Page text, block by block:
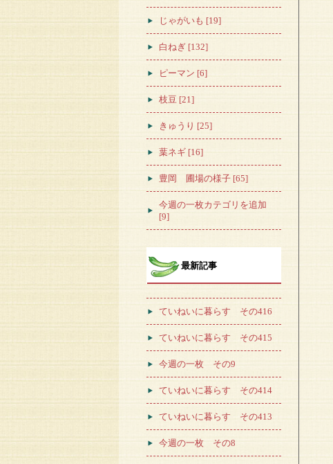
じゃがいも [19]
白ねぎ [132]
ピーマン [6]
枝豆 [21]
きゅうり [25]
葉ネギ [16]
豊岡 圃場の様子 [65]
今週の一枚カテゴリを追加
[9]
最新記事
ていねいに暮らす その416
ていねいに暮らす その415
今週の一枚 その9
ていねいに暮らす その414
ていねいに暮らす その413
今週の一枚 その8